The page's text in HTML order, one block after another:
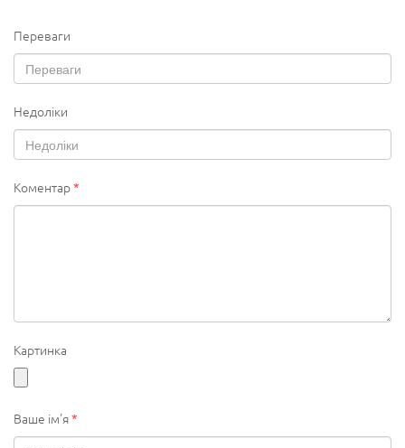
Переваги
Недоліки
Коментар*
Картинка
Ваше ім'я*